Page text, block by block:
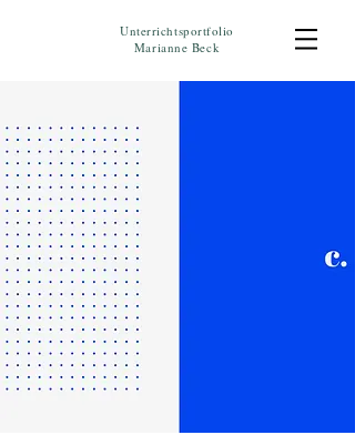
Unterrichtsportfolio
Marianne Beck